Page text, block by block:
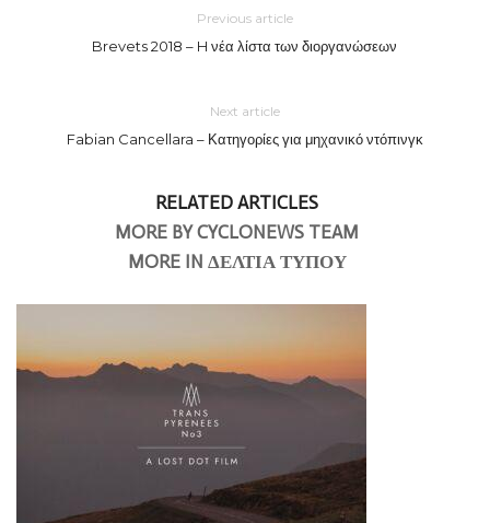
Previous article
Brevets 2018 – H νέα λίστα των διοργανώσεων
Next article
Fabian Cancellara – Κατηγορίες για μηχανικό ντόπινγκ
RELATED ARTICLES
MORE BY CYCLONEWS TEAM
MORE IN ΔΕΛΤΙΑ ΤΥΠΟΥ